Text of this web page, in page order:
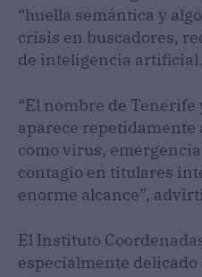
“huella semántica y
crisis en buscadores,
de inteligencia artificial.
“El nombre de
aparece repetidamente
como virus,
contagio en titulares
enorme alcance”,
El Instituto
especialmente delicado